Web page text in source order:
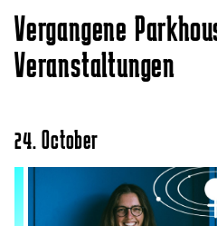
Vergangene
Veranstaltungen
24. October